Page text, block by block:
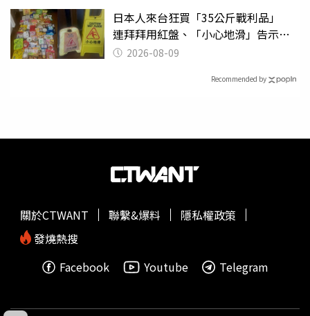
日本人來台狂買「35公斤戰利品」
連拜拜用紅盤、「小心地滑」告示牌
也帶回家
2026-08-09
Recommended by
關於CTWANT 聯繫&爆料
隱私權政策
發燒熱搜
Facebook
Youtube Telegram